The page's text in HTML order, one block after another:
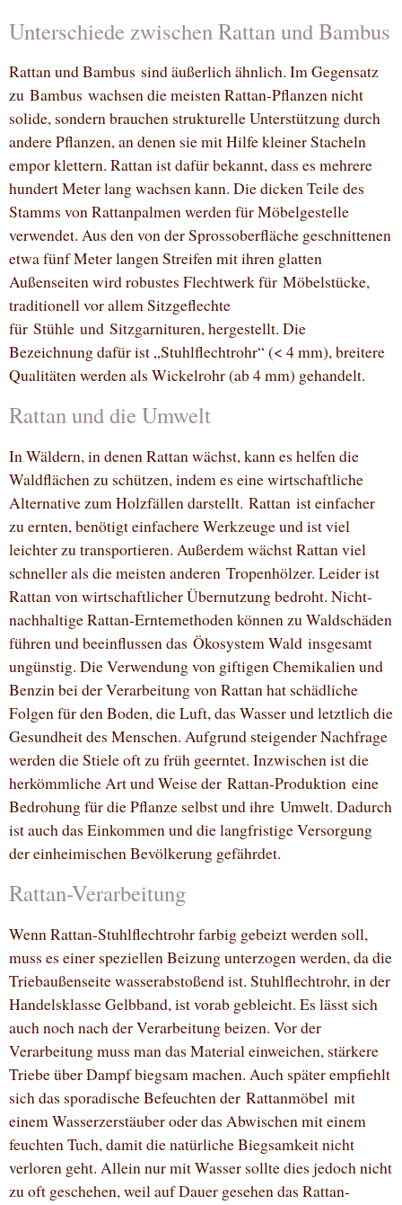
Unterschiede zwischen Rattan und Bambus
Rattan und Bambus sind äußerlich ähnlich. Im Gegensatz
zu Bambus wachsen die meisten Rattan-Pflanzen nicht
solide, sondern brauchen strukturelle Unterstützung durch
andere Pflanzen, an denen sie mit Hilfe kleiner Stacheln
empor klettern. Rattan ist dafür bekannt, dass es mehrere
hundert Meter lang wachsen kann. Die dicken Teile des
Stamms von Rattanpalmen werden für Möbelgestelle
verwendet. Aus den von der Sprossoberfläche geschnittenen
etwa fünf Meter langen Streifen mit ihren glatten
Außenseiten wird robustes Flechtwerk für Möbelstücke,
traditionell vor allem Sitzgeflechte
für Stühle und Sitzgarnituren, hergestellt. Die
Bezeichnung dafür ist „Stuhlflechtrohr“ (< 4 mm), breitere
Qualitäten werden als Wickelrohr (ab 4 mm) gehandelt.
Rattan und die Umwelt
In Wäldern, in denen Rattan wächst, kann es helfen die
Waldflächen zu schützen, indem es eine wirtschaftliche
Alternative zum Holzfällen darstellt. Rattan ist einfacher
zu ernten, benötigt einfachere Werkzeuge und ist viel
leichter zu transportieren. Außerdem wächst Rattan viel
schneller als die meisten anderen Tropenhölzer. Leider ist
Rattan von wirtschaftlicher Übernutzung bedroht. Nicht-
nachhaltige Rattan-Erntemethoden können zu Waldschäden
führen und beeinflussen das Ökosystem Wald insgesamt
ungünstig. Die Verwendung von giftigen Chemikalien und
Benzin bei der Verarbeitung von Rattan hat schädliche
Folgen für den Boden, die Luft, das Wasser und letztlich die
Gesundheit des Menschen. Aufgrund steigender Nachfrage
werden die Stiele oft zu früh geerntet. Inzwischen ist die
herkömmliche Art und Weise der Rattan-Produktion eine
Bedrohung für die Pflanze selbst und ihre Umwelt. Dadurch
ist auch das Einkommen und die langfristige Versorgung
der einheimischen Bevölkerung gefährdet.
Rattan-Verarbeitung
Wenn Rattan-Stuhlflechtrohr farbig gebeizt werden soll,
muss es einer speziellen Beizung unterzogen werden, da die
Triebaußenseite wasserabstoßend ist. Stuhlflechtrohr, in der
Handelsklasse Gelbband, ist vorab gebleicht. Es lässt sich
auch noch nach der Verarbeitung beizen. Vor der
Verarbeitung muss man das Material einweichen, stärkere
Triebe über Dampf biegsam machen. Auch später empfiehlt
sich das sporadische Befeuchten der Rattanmöbel mit
einem Wasserzerstäuber oder das Abwischen mit einem
feuchten Tuch, damit die natürliche Biegsamkeit nicht
verloren geht. Allein nur mit Wasser sollte dies jedoch nicht
zu oft geschehen, weil auf Dauer gesehen das Rattan-